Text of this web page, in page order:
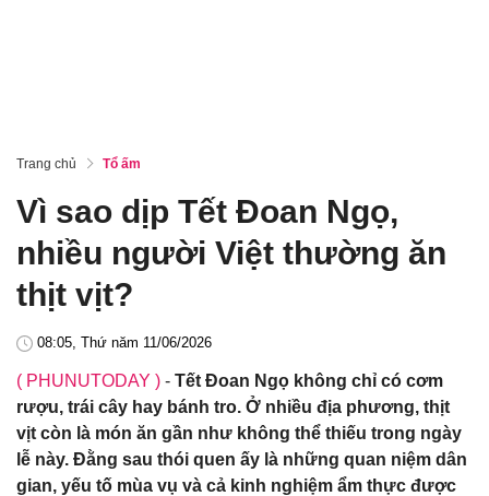
Trang chủ Tổ ấm
Vì sao dịp Tết Đoan Ngọ,
nhiều người Việt thường ăn
thịt vịt?
08:05, Thứ năm 11/06/2026
( PHUNUTODAY ) - Tết Đoan Ngọ không chỉ có cơm
rượu, trái cây hay bánh tro. Ở nhiều địa phương, thịt
vịt còn là món ăn gần như không thể thiếu trong ngày
lễ này. Đằng sau thói quen ấy là những quan niệm dân
gian, yếu tố mùa vụ và cả kinh nghiệm ẩm thực được